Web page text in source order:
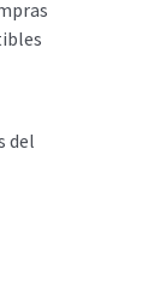
del